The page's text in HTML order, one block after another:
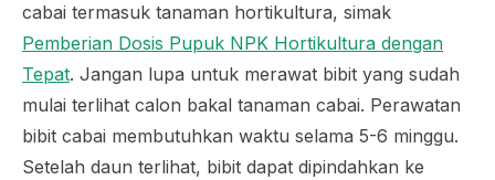
cabai termasuk tanaman hortikultura, simak
Pemberian Dosis Pupuk NPK Hortikultura dengan
Tepat. Jangan lupa untuk merawat bibit yang sudah
mulai terlihat calon bakal tanaman cabai. Perawatan
bibit cabai membutuhkan waktu selama 5-6 minggu.
Setelah daun terlihat, bibit dapat dipindahkan ke